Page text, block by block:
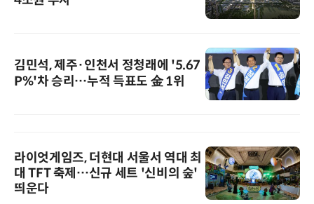
김민석, 제주·인천서 정청래에 '5.67
P%'차 승리…누적 득표도 金 1위
라이엇게임즈, 더현대 서울서 역대 최
대 TFT 축제…신규 세트 '신비의 숲'
띄운다